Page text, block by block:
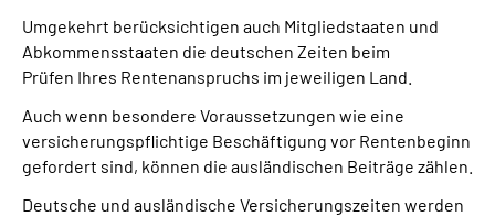
Umgekehrt berücksichtigen auch Mitgliedstaaten und
Abkommensstaaten die deutschen Zeiten beim
Prüfen Ihres Rentenanspruchs im jeweiligen Land.
Auch wenn besondere Voraussetzungen wie eine
versicherungspflichtige Beschäftigung vor Rentenbeginn
gefordert sind, können die ausländischen Beiträge zählen.
Deutsche und ausländische Versicherungszeiten werden